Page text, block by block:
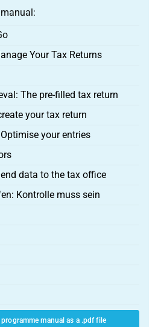
Your Tax Returns
The pre-filled tax return
your tax return
your entries
data to the tax office
Kontrolle muss sein
manual as a .pdf file